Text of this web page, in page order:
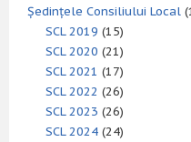
Ședințele Consiliului Local
SCL 2019 (15)
SCL 2020 (21)
SCL 2021 (17)
SCL 2022 (26)
SCL 2023 (26)
SCL 2024 (24)